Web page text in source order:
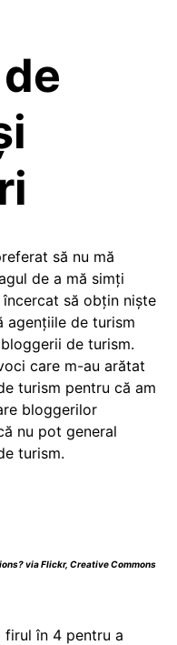
să nu mă
de a mă simți
să obțin niște
agențiile de turism
de turism.
care m-au arătat
turism pentru că am
bloggerilor
nu pot general
turism.
via Flickr, Creative Commons
firul în 4 pentru a